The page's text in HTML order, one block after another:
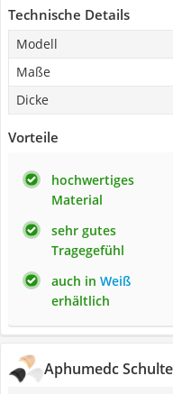
Technische Details
Modell
Maße
Dicke
Vorteile
hochwertiges
Material
sehr gutes
Tragegefühl
auch in Weiß
erhältlich
Aphumedc